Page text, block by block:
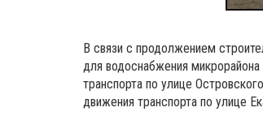
В связи с продолжением
для водоснабжения
транспорта по улице
движения транспорта по улице